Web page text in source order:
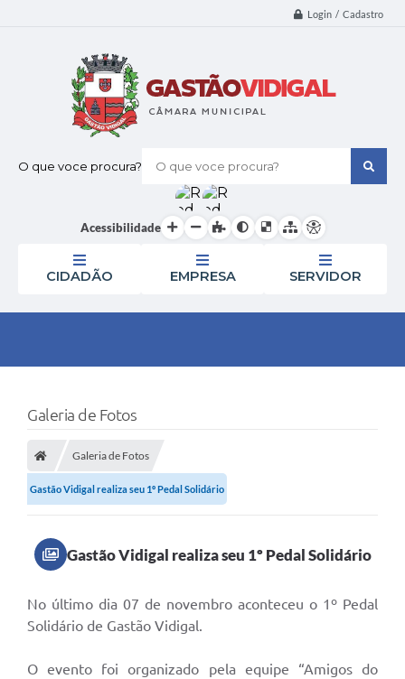
Login / Cadastro
O que voce procura?
Acessibilidade
CIDADÃO EMPRESA SERVIDOR
Galeria de Fotos
Galeria de Fotos
Gastão Vidigal realiza seu 1º Pedal Solidário
Gastão Vidigal realiza seu 1º Pedal Solidário
No último dia 07 de novembro aconteceu o 1º Pedal
Solidário de Gastão Vidigal.
O evento foi organizado pela equipe “Amigos do